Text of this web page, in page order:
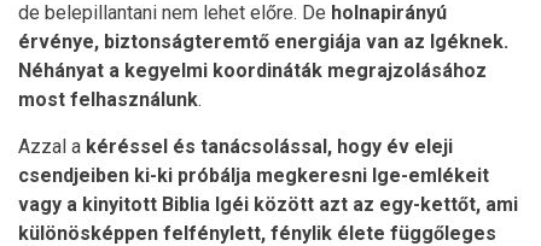
de belepillantani nem lehet előre. De holnapirányú
érvénye, biztonságteremtő energiája van az Igéknek.
Néhányat a kegyelmi koordináták megrajzolásához
most felhasználunk.
Azzal a kéréssel és tanácsolással, hogy év eleji
csendjeiben ki-ki próbálja megkeresni Ige-emlékeit
vagy a kinyitott Biblia Igéi között azt az egy-kettőt, ami
különösképpen felfénylett, fénylik élete függőleges